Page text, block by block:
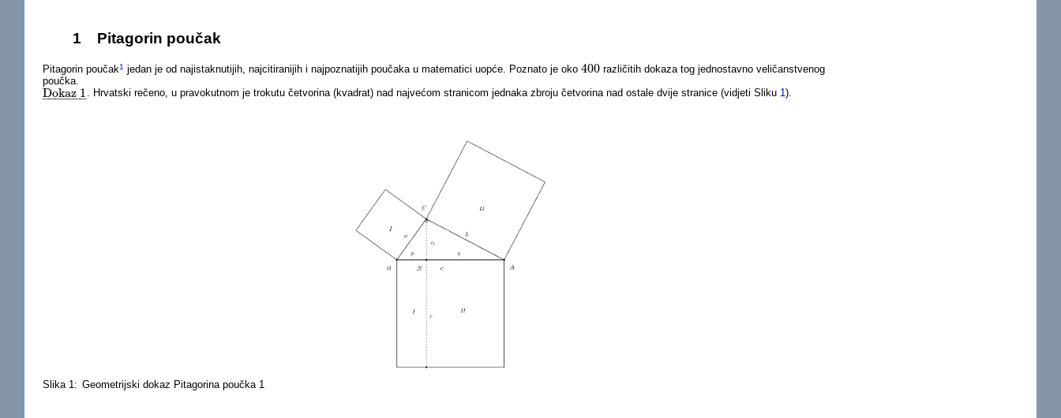
1 Pitagorin poučak
Pitagorin poučak1 jedan je od najistaknutijih, najcitiranijih i najpoznatijih poučaka u matematici uopće. Poznato je oko 400
400 različitih dokaza tog jednostavno veličanstvenog
poučka.
Dokaz 1
− −
−−−−−
Dokaz 1 _ . Hrvatski rečeno, u pravokutnom je trokutu četvorina (kvadrat) nad najvećom stranicom jednaka zbroju četvorina nad ostale dvije stranice (vidjeti Sliku 1).
Slika 1: Geometrijski dokaz Pitagorina poučka 1